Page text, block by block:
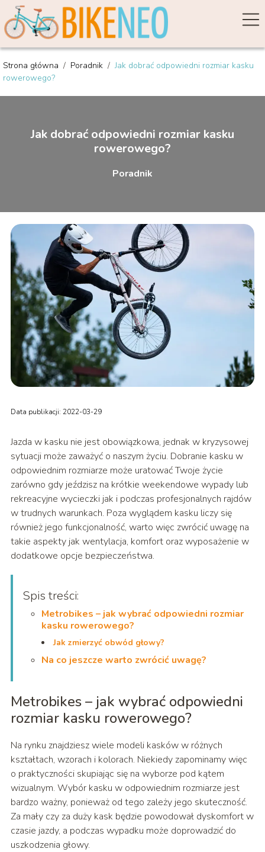
Strona główna / Poradnik /Jak dobrać odpowiedni rozmiar kasku
rowerowego?
Jak dobrać odpowiedni rozmiar kasku
rowerowego?
Poradnik
Data publikacji: 2022-03-29
Jazda w kasku nie jest obowiązkowa, jednak w kryzysowej
sytuacji może zaważyć o naszym życiu. Dobranie kasku w
odpowiednim rozmiarze może uratować Twoje życie
zarówno gdy jeździsz na krótkie weekendowe wypady lub
rekreacyjne wycieczki jak i podczas profesjonalnych rajdów
w trudnych warunkach. Poza wyglądem kasku liczy się
również jego funkcjonalność, warto więc zwrócić uwagę na
takie aspekty jak wentylacja, komfort oraz wyposażenie w
dodatkowe opcje bezpieczeństwa.
Spis treści:
Metrobikes – jak wybrać odpowiedni rozmiar
kasku rowerowego?
Jak zmierzyć obwód głowy?
Na co jeszcze warto zwrócić uwagę?
Metrobikes – jak wybrać odpowiedni
rozmiar kasku rowerowego?
Na rynku znajdziesz wiele modeli kasków w różnych
kształtach, wzorach i kolorach. Niekiedy zapominamy więc
o praktyczności skupiając się na wyborze pod kątem
wizualnym. Wybór kasku w odpowiednim rozmiarze jest
bardzo ważny, ponieważ od tego zależy jego skuteczność.
Za mały czy za duży kask będzie powodował dyskomfort w
czasie jazdy, a podczas wypadku może doprowadzić do
uszkodzenia głowy.